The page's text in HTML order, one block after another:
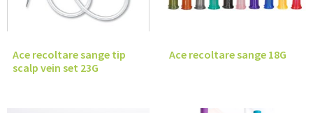
Ace recoltare sange tip
scalp vein set 23G
Ace recoltare sange 18G